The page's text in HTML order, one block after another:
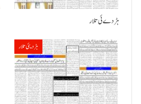
ہڑدے ئی تلار
ہڑدیئی تلار